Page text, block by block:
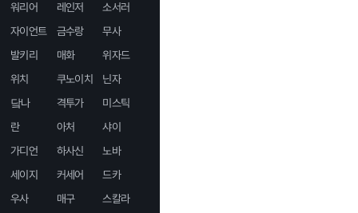
워리어 레인저
소서러
자이언트
금수랑
무사
발키리
매화
위자드
위치
쿠노이치
닌자
닼나
격투가
미스틱
란
아처
샤이
가디언
하사신
노바
세이지
커세어
드카
우사
매구
스칼라